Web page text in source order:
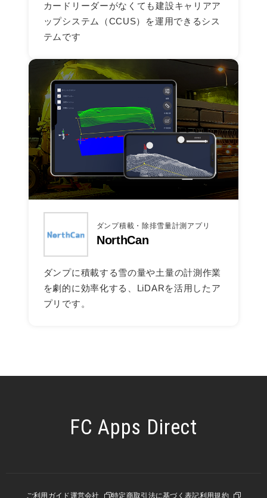
カードリーダーがなくても建設キャリアア
ップシステム（CCUS）を運用できるシス
テムです
ダンプ積載・除排雪量計測アプリ
NorthCan
ダンプに積載する雪の量や土量の計測作業
を劇的に効率化する、LiDARを活用したア
プリです。
FC Apps Direct
ご利用ガイド運営会社 特定商取引法に基づく表記利用規約